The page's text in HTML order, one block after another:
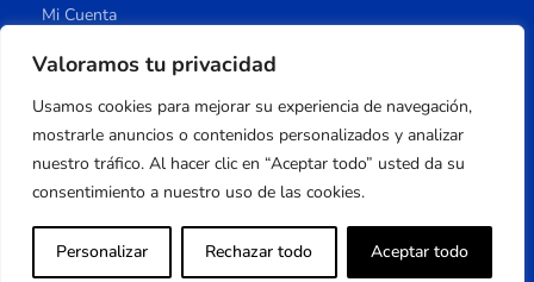
Valoramos tu privacidad
Usamos cookies para mejorar su experiencia de navegación,
mostrarle anuncios o contenidos personalizados y analizar
nuestro tráfico. Al hacer clic en “Aceptar todo” usted da su
consentimiento a nuestro uso de las cookies.
Personalizar Rechazar todo Aceptar todo
Mi Cuenta
Carrito
Lista De Deseos
Copyright © 2023 Apuleyo Ediciones | Desarrollo